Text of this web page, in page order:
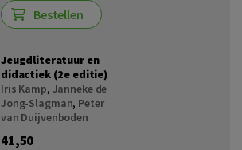
Bestellen
Jeugdliteratuur en
didactiek (2e editie)
Iris Kamp, Janneke de
Jong-Slagman, Peter
van Duijvenboden
41,50